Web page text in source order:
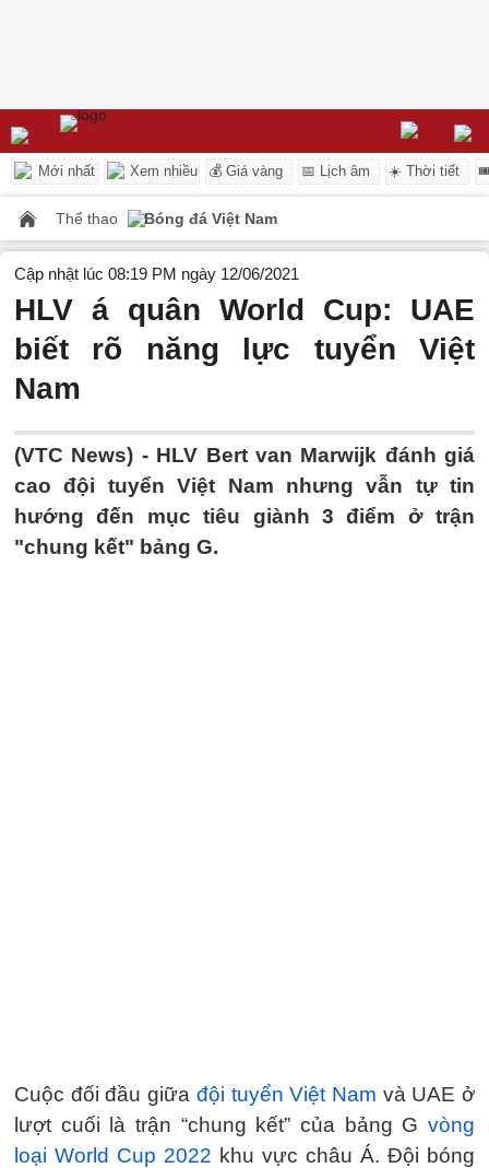
Mới nhất Xem nhiều 💰 Giá vàng 📅 Lịch âm ☀️ Thời tiết
Thể thao Bóng đá Việt Nam
Cập nhật lúc 08:19 PM ngày 12/06/2021
HLV á quân World Cup: UAE
biết rõ năng lực tuyển Việt
Nam
(VTC News) - HLV Bert van Marwijk đánh giá
cao đội tuyển Việt Nam nhưng vẫn tự tin
hướng đến mục tiêu giành 3 điểm ở trận
"chung kết" bảng G.
Cuộc đối đầu giữa đội tuyển Việt Nam và UAE ở
lượt cuối là trận “chung kết” của bảng G vòng
loại World Cup 2022 khu vực châu Á. Đội bóng